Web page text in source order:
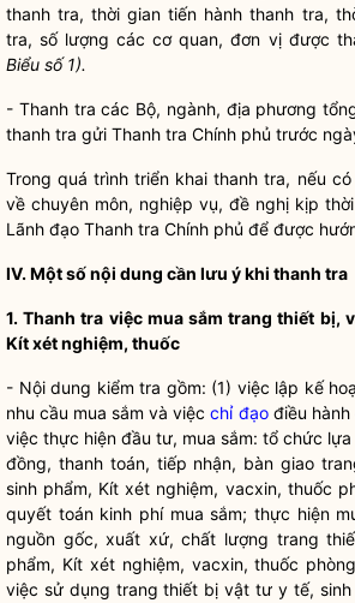
thanh tra, thời gian tiến hành thanh tra,
tra, số lượng các cơ quan, đơn vị được
Biểu số 1).
- Thanh tra các Bộ, ngành, địa phương
thanh tra gửi Thanh tra Chính phủ trước
Trong quá trình triển khai thanh tra, nếu
về chuyên môn, nghiệp vụ, đề nghị kịp
Lãnh đạo Thanh tra Chính phủ để được
IV. Một số nội dung cần lưu ý khi thanh tra
1. Thanh tra việc mua sắm trang thiết bị,
Kít xét nghiệm, thuốc
- Nội dung kiểm tra gồm: (1) việc lập kế
nhu cầu mua sắm và việcchỉ đạođiều hành
việc thực hiện đầu tư, mua sắm: tổ chức
đồng, thanh toán, tiếp nhận, bàn giao
sinh phẩm, Kít xét nghiệm, vacxin, thuốc
quyết toán kinh phí mua sắm; thực hiện
nguồn gốc, xuất xứ, chất lượng trang
phẩm, Kít xét nghiệm, vacxin, thuốc
việc sử dụng trang thiết bị vật tư y tế, sinh